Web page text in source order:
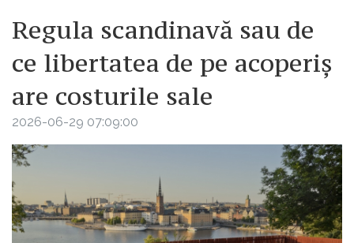
Regula scandinavă sau de
ce libertatea de pe acoperiș
are costurile sale
2026-06-29 07:09:00